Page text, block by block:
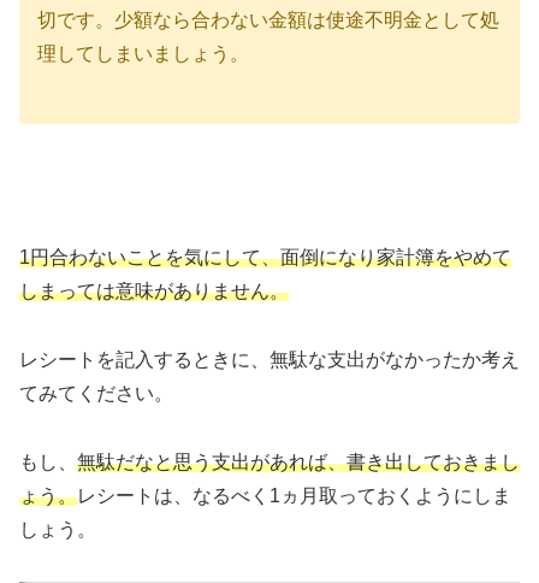
切です。少額なら合わない金額は使途不明金として処
理してしまいましょう。
1円合わないことを気にして、面倒になり家計簿をやめて
しまっては意味がありません。
レシートを記入するときに、無駄な支出がなかったか考え
てみてください。
もし、 無駄だなと思う支出があれば、書き出しておきまし
ょう。レシートは、なるべく1ヵ月取っておくようにしま
しょう。